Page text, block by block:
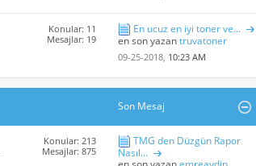
Konular: 11
Mesajlar: 19
En ucuz en iyi toner ve...
en son yazantruvatoner
09-25-2018, 10:23 AM
Son Mesaj
Konular: 213
Mesajlar: 875
TMG den Düzgün Rapor
Nasıl...